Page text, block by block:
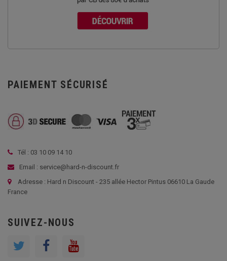
PAIEMENT SÉCURISÉ
Tél : 03 10 09 14 10
Email : service@hard-n-discount.fr
Adresse : Hard n Discount - 235 allée Hector Pintus 06610 La Gaude
France
SUIVEZ-NOUS